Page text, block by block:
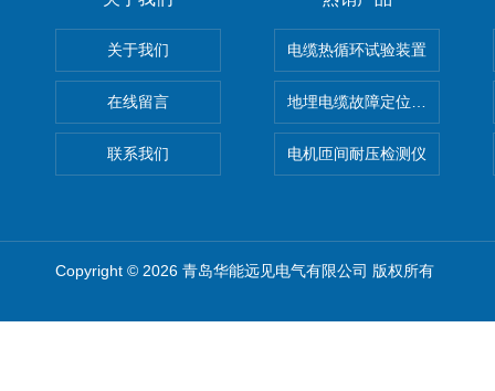
关于我们
在线留言
联系我们
电缆热循环试验装置
地埋电缆故障定位仪 地下电
电机匝间耐压检测仪
Copyright © 2026 青岛华能远见电气有限公司 版权所有